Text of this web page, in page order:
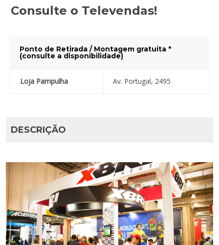
Consulte o Televendas!
Ponto de Retirada / Montagem gratuita *
(consulte a disponibilidade)
Loja Pampulha Av. Portugal, 2495
DESCRIÇÃO